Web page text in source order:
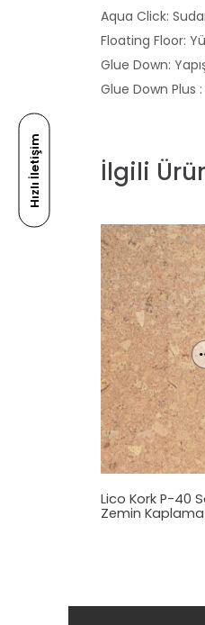
Hızlı İletişim
Aqua Click:
Floating Floor:
Glue Down:
Glue Down Plus
İlgili
Lico Kork P-40
Zemin Kaplama